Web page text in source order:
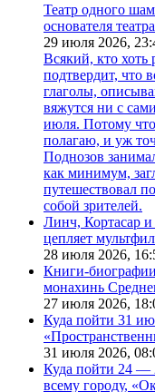
Театр одного
основателя
29 июля 2026,
Всякий, кто
подтвердит, что
глаголы,
вяжутся ни с
июля. Потому
полагаю, и уж
Поднозов
как минимум,
путешествовал
собой зрителей.
Линч, Кортасар
цепляет
28 июля 2026,
Книги-
монахинь
27 июля 2026,
Куда пойти 31
31 июля 2026,
Куда пойти 24 —
всему городу,